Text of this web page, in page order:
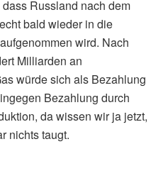
Russland nach dem
bald wieder in die
wird. Nach
Milliarden an
würde sich als Bezahlung
Bezahlung durch
da wissen wir ja jetzt,
nichts taugt.